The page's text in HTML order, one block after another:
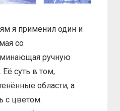
я применил один и
со
ручную
суть в том,
области, а
с цветом.